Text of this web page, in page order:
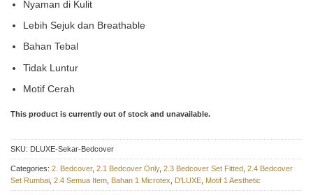
Nyaman di Kulit
Lebih Sejuk dan Breathable
Bahan Tebal
Tidak Luntur
Motif Cerah
This product is currently out of stock and unavailable.
SKU: DLUXE-Sekar-Bedcover
Categories: 2. Bedcover, 2.1 Bedcover Only, 2.3 Bedcover Set Fitted 2.4 Bedcover
Set Rumbai 2.4 Semua Item Bahan 1 Microtex D'LUXE Motif 1 Aesthetic